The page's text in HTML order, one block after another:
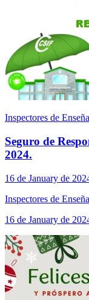
Inspectores de
Seguro de
2024.
16 de January de
Inspectores de
16 de January de